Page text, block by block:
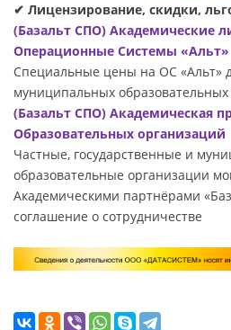
✔ Лицензирование, скидки,
(Базальт СПО) Академические
Операционные Системы «Альт»
Специальные цены на ОС «Альт»
муниципальных
(Базальт СПО) Академическая
Образовательных организаций
Частные, государственные и
образовательные организации
Академическими партнёрами
соглашение о сотрудничестве